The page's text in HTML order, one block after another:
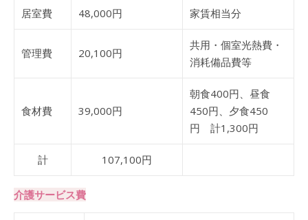
居室費 48,000円 家賃相当分
管理費 20,100円
共用・個室光熱費・
消耗備品費等
食材費 39,000円
朝食400円、昼食
450円、夕食450
円 計1,300円
計 107,100円
介護サービス費